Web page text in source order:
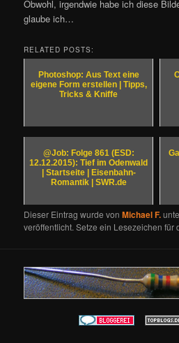
Obwohl, irgendwie habe ich diese
glaube ich…
RELATED POSTS:
Photoshop: Aus Text eine
eigene Form erstellen | Tipps,
Tricks & Kniffe
@Job: Folge 861 (ESD:
12.12.2015): Tief im Odenwald
| Startseite | Eisenbahn-
Romantik | SWR.de
Dieser Eintrag wurde vonMichael F.
veröffentlicht. Setze ein Lesezeichen für